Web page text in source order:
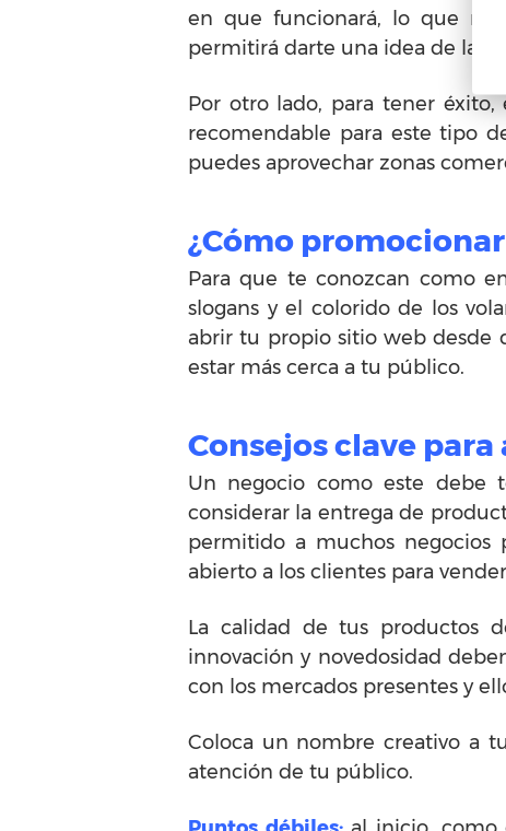
en que funcionará, lo que
permitirá darte una idea de la
Por otro lado, para tener
recomendable para este tipo
puedes aprovechar zonas
¿Cómo
Para que te conozcan como
slogans y el colorido de los
abrir tu propio sitio web desde
estar más cerca a tu público.
Consejos clave
Un negocio como este debe
considerar la entrega de
permitido a muchos negocios
abierto a los clientes para
La calidad de tus productos
innovación y novedosidad
con los mercados presentes y
Coloca un nombre creativo a
atención de tu público.